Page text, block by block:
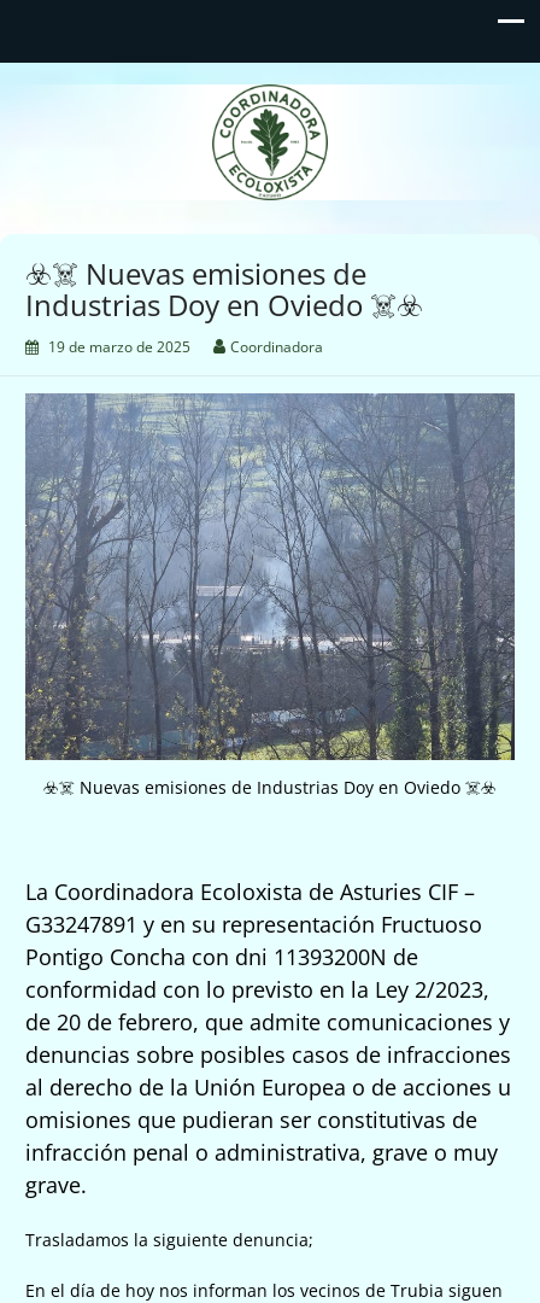
Coordinadora Ecoloxista
d'Asturies
☣️☠️ Nuevas emisiones de
Industrias Doy en Oviedo ☠️☣️
19 de marzo de 2025 Coordinadora
☣️☠️ Nuevas emisiones de Industrias Doy en Oviedo ☠️☣️
La Coordinadora Ecoloxista de Asturies CIF –
G33247891 y en su representación Fructuoso
Pontigo Concha con dni 11393200N de
conformidad con lo previsto en la Ley 2/2023,
de 20 de febrero, que admite comunicaciones y
denuncias sobre posibles casos de infracciones
al derecho de la Unión Europea o de acciones u
omisiones que pudieran ser constitutivas de
infracción penal o administrativa, grave o muy
grave.
Trasladamos la siguiente denuncia;
En el día de hoy nos informan los vecinos de Trubia siguen